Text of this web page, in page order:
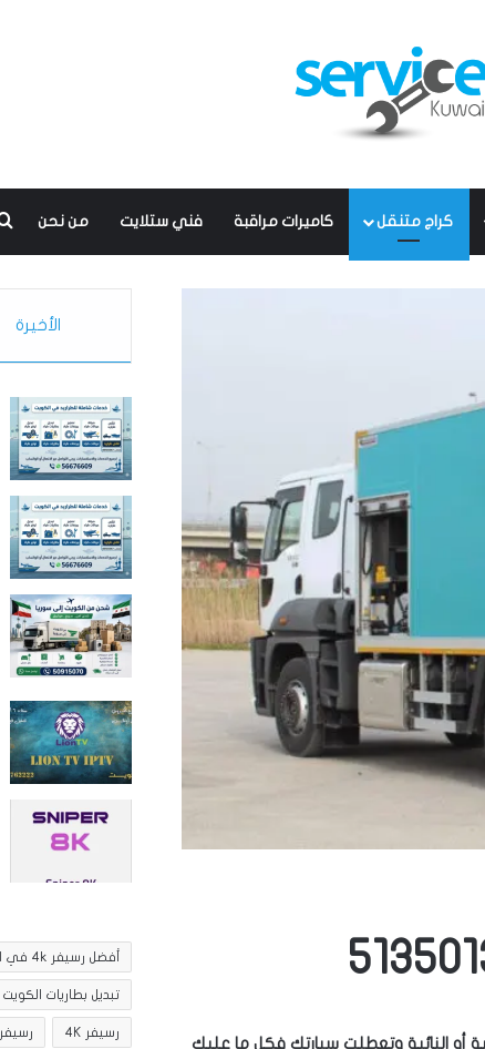
كراج متنقل كاميرات مراقبة فني ستلايت من نحن
أو النائية وتعطلت سيارتك فكل ما عليك
الأخيرة
أفضل رسيفر 4k في الكويت
تبديل بطاريات الكويت
رسيفر 4K رسيفر IPTV